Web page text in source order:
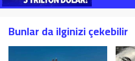
Bunlar da ilginizi çekebilir